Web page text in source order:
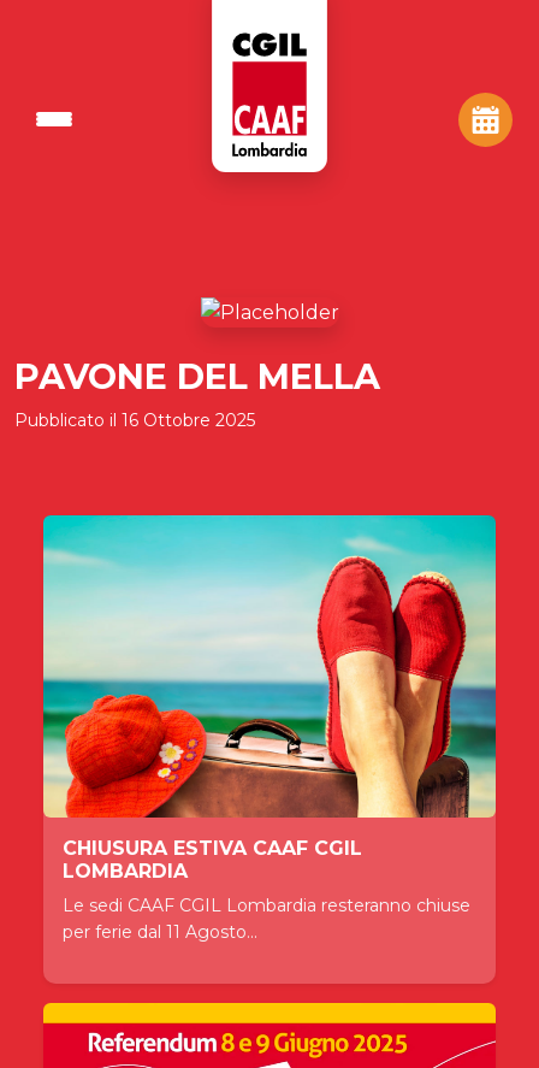
PAVONE DEL MELLA
Pubblicato il 16 Ottobre 2025
CHIUSURA ESTIVA CAAF CGIL
LOMBARDIA
Le sedi CAAF CGIL Lombardia resteranno chiuse
per ferie dal 11 Agosto...